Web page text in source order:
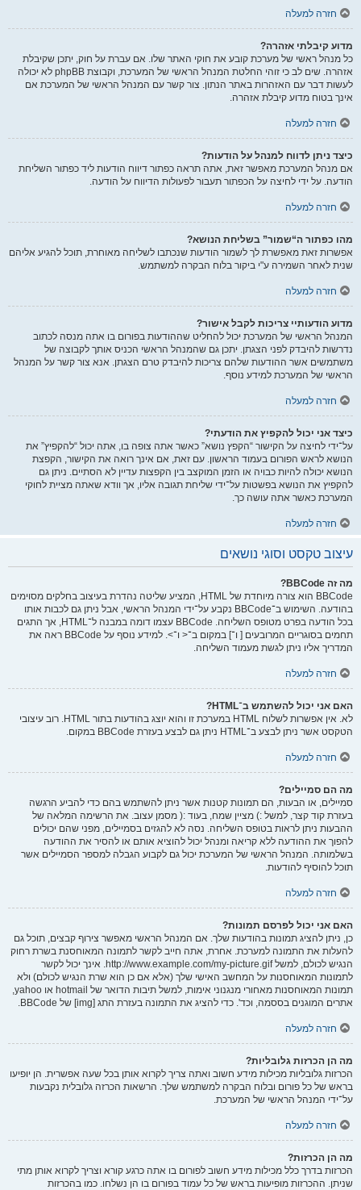
חזרה למעלה
מדוע קיבלתי אזהרה?
כל מנהל ראשי של מערכת קובע את חוקי האתר שלו. אם עברת על חוק, יתכן שקיבלת
אזהרה. שים לב כי זוהי החלטת המנהל הראשי של המערכת, וקבוצת phpBB לא יכולה
לעשות דבר עם האזהרות באתר הנתון. צור קשר עם המנהל הראשי של המערכת אם
אינך בטוח מדוע קיבלת אזהרה.
חזרה למעלה
כיצד ניתן לדווח למנהל על הודעות?
אם מנהל המערכת מאפשר זאת, אתה תראה כפתור דיווח הודעות ליד כפתור השליחת
הודעה. על ידי לחיצה על הכפתור תעבור לפעולות הדיווח על הודעה.
חזרה למעלה
מהו כפתור ה“שמור” בשליחת הנושא?
אפשרות זאת מאפשרת לך לשמור הודעות שנכתבו לשליחה מאוחרת, תוכל להגיע אליהם
שנית לאחר השמירה ע"י ביקור בלוח הבקרה למשתמש.
חזרה למעלה
מדוע הודעותיי צריכות לקבל אישור?
המנהל הראשי של המערכת יכול להחליט שההודעות בפורום בו אתה מנסה לכתוב
נדרשות להיבדק לפני הצגתן. יתכן גם שהמנהל הראשי הכניס אותך לקבוצה של
משתמשים אשר ההודעות שלהם צריכות להיבדק טרם הצגתן. אנא צור קשר על המנהל
הראשי של המערכת למידע נוסף.
חזרה למעלה
כיצד אני יכול להקפיץ את הודעתי?
על־ידי לחיצה על הקישור “הקפץ נושא” כאשר אתה צופה בו, אתה יכול “להקפיץ” את
הנושא לראש הפורום בעמוד הראשון. עם זאת, אם אינך רואה את הקישור, הקפצת
הנושא יכולה להיות כבויה או הזמן המוקצב בין הקפצות עדיין לא הסתיים. ניתן גם
להקפיץ את הנושא בפשטות על־ידי שליחת תגובה אליו, אך וודא שאתה מציית לחוקי
המערכת כאשר אתה עושה כך.
חזרה למעלה
עיצוב טקסט וסוגי נושאים
מה זה BBCode?
BBCode הוא צורה מיוחדת של HTML, המציע שליטה נהדרת בעיצוב בחלקים מסוימים
בהודעה. השימוש ב־BBCode נקבע על־ידי המנהל הראשי, אבל ניתן גם לכבות אותו
בכל הודעה בפרט מטופס השליחה. BBCode עצמו דומה במבנה ל־HTML, אך התגים
תחמים בסוגריים המרובעים [ ו־] במקום ב־< ו־>. למידע נוסף על BBCode ראה את
המדריך אליו ניתן לגשת מעמוד השליחה.
חזרה למעלה
האם אני יכול להשתמש ב־HTML?
לא. אין אפשרות לשלוח HTML במערכת זו והוא יוצג בהודעות בתור HTML. רוב עיצובי
הטקסט אשר ניתן לבצע ב־HTML ניתן גם לבצע בעזרת BBCode במקום.
חזרה למעלה
מה הם סמיילים?
סמיילים, או הבעות, הם תמונות קטנות אשר ניתן להשתמש בהם כדי להביע הרגשה
בעזרת קוד קצר, למשל :) מציין שמח, בעוד :( מסמן עצוב. את הרשימה המלאה של
ההבעות ניתן לראות בטופס השליחה. נסה לא להגזים בסמיילים, מפני שהם יכולים
להפוך את ההודעה ללא קריאה ומנהל יכול להוציא אותם או להסיר את ההודעה
בשלמותה. המנהל הראשי של המערכת יכול גם לקבוע הגבלה למספר הסמיילים אשר
תוכל להוסיף להודעות.
חזרה למעלה
האם אני יכול לפרסם תמונות?
כן, ניתן להציג תמונות בהודעות שלך. אם המנהל הראשי מאפשר צירוף קבצים, תוכל גם
להעלות את התמונה למערכת. אחרת, אתה חייב לקשר לתמונה המאוחסנת בשרת רחוק
הנגיש לכולם, למשל http://www.example.com/my-picture.gif. אינך יכול לקשר
לתמונות המאוחסנות על המחשב האישי שלך (אלא אם כן הוא שרת הנגיש לכולם) ולא
תמונות המאוחסנות מאחורי מנגנוני אימות, למשל תיבות הדואר של hotmail או yahoo,
אתרים המוגנים בססמה, וכד'. כדי להציג את התמונה בעזרת התג [img] של BBCode.
חזרה למעלה
מה הן הכרזות גלובליות?
הכרזות גלובליות מכילות מידע חשוב ואתה צריך לקרוא אותן בכל שעה אפשרית. הן יופיעו
בראש של כל פורום ובלוח הבקרה למשתמש שלך. הרשאות הכרזה גלובלית נקבעות
על־ידי המנהל הראשי של המערכת.
חזרה למעלה
מה הן הכרזות?
הכרזות בדרך כלל מכילות מידע חשוב לפורום בו אתה כרגע קורא וצריך לקרוא אותן מתי
שניתן. ההכרזות מופיעות בראש של כל עמוד בפורום בו הן נשלחו. כמו בהכרזות